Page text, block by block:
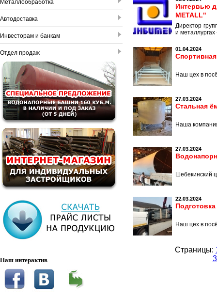
Металлообработка
Автодоставка
Инвесторам и банкам
Отдел продаж
Наш интерактив
Интервью
METALL"
Директор
и металлургах
01.04.2024
Наш цех в
27.03.2024
Стальная
Наша
27.03.2024
Шебекинский
22.03.2024
Наш цех в
Страницы: